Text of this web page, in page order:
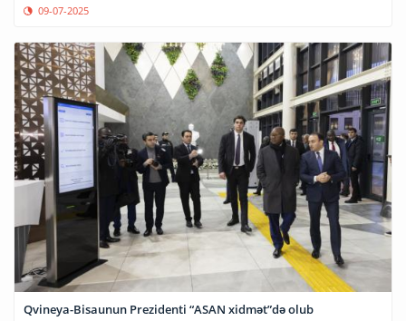
09-07-2025
Qvineya-Bisaunun Prezidenti “ASAN xidmət”də olub